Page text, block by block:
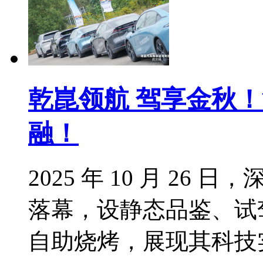
乾崑领航 驾享金秋
融！
2025 年 10 月 26 日，
落幕，设静态品鉴、
自助烧烤，展现其科